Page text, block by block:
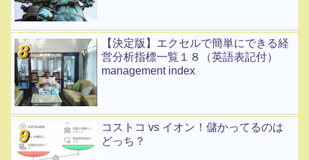
【決定版】エクセルで簡単にできる経
営分析指標一覧１８（英語表記付）
management index
コストコ vs イオン！儲かってるのは
どっち？